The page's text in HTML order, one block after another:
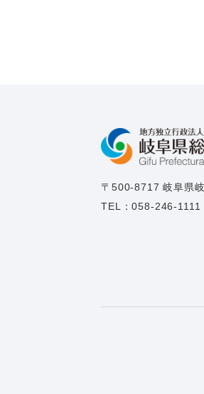
〒500-8717 岐阜県
TEL：058-246-1111